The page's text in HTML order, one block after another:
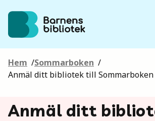
Hoppa till innehållet
Författare
Böcker
Hem /Sommarboken /
Anmäl ditt bibliotek till Sommarboken
Anmäl ditt